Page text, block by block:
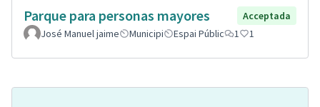
Parque para personas mayores
Acceptada
José Manuel jaime
Municipi Espai Públic 1 1